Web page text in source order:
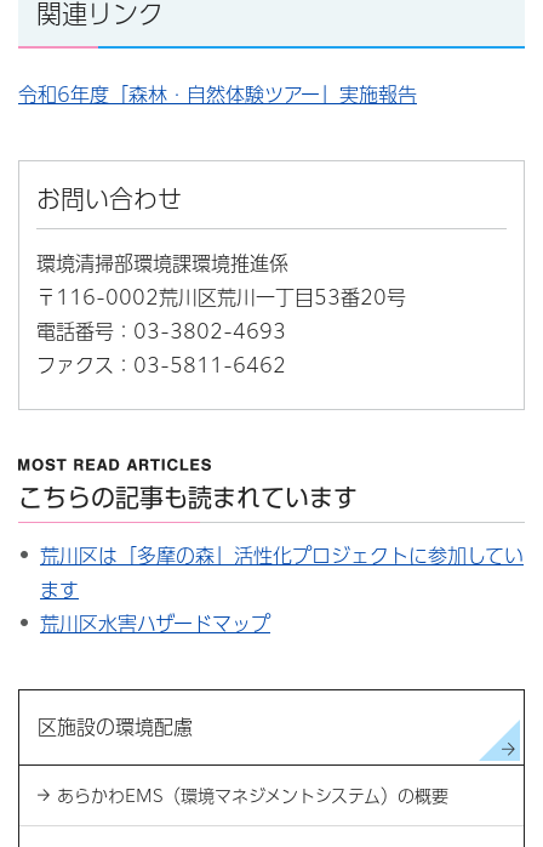
関連リンク
令和6年度「森林・自然体験ツアー」実施報告
お問い合わせ
環境清掃部環境課環境推進係
〒116-0002荒川区荒川一丁目53番20号
電話番号：03-3802-4693
ファクス：03-5811-6462
こちらの記事も読まれています
荒川区は「多摩の森」活性化プロジェクトに参加してい
ます
荒川区水害ハザードマップ
区施設の環境配慮
あらかわEMS（環境マネジメントシステム）の概要